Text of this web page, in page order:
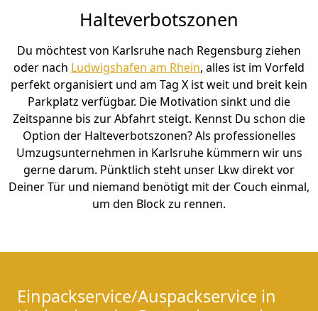
Halteverbotszonen
Du möchtest von Karlsruhe nach Regensburg ziehen
oder nach Ludwigshafen am Rhein, alles ist im Vorfeld
perfekt organisiert und am Tag X ist weit und breit kein
Parkplatz verfügbar. Die Motivation sinkt und die
Zeitspanne bis zur Abfahrt steigt. Kennst Du schon die
Option der Halteverbotszonen? Als professionelles
Umzugsunternehmen in Karlsruhe kümmern wir uns
gerne darum. Pünktlich steht unser Lkw direkt vor
Deiner Tür und niemand benötigt mit der Couch einmal,
um den Block zu rennen.
Einpackservice/Auspackservice in